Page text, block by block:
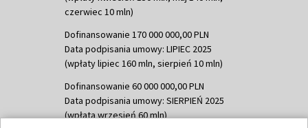
czerwiec 10 mln)
Dofinansowanie 170 000 000,00 PLN
Data podpisania umowy: LIPIEC 2025
(wpłaty lipiec 160 mln, sierpień 10 mln)
Dofinansowanie 60 000 000,00 PLN
Data podpisania umowy: SIERPIEŃ 2025
(wpłata wrzesień 60 mln)